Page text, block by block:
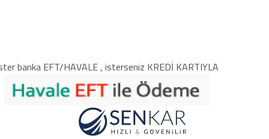
banka EFT/HAVALE , isterseniz KREDİ KARTIYLA